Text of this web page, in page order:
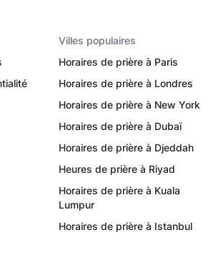
Villes populaires
Horaires de prière à Paris
Horaires de prière à Londres
Horaires de prière à New York
Horaires de prière à Dubaï
Horaires de prière à Djeddah
Heures de prière à Riyad
Horaires de prière à Kuala
Lumpur
Horaires de prière à Istanbul